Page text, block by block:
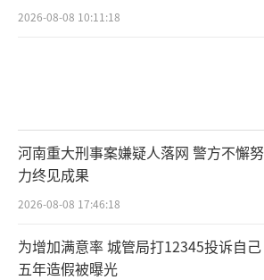
2026-08-08 10:11:18
河南重大刑事案嫌疑人落网 警方不懈努
力终见成果
2026-08-08 17:46:18
为增加满意率 城管局打12345投诉自己
五年造假被曝光